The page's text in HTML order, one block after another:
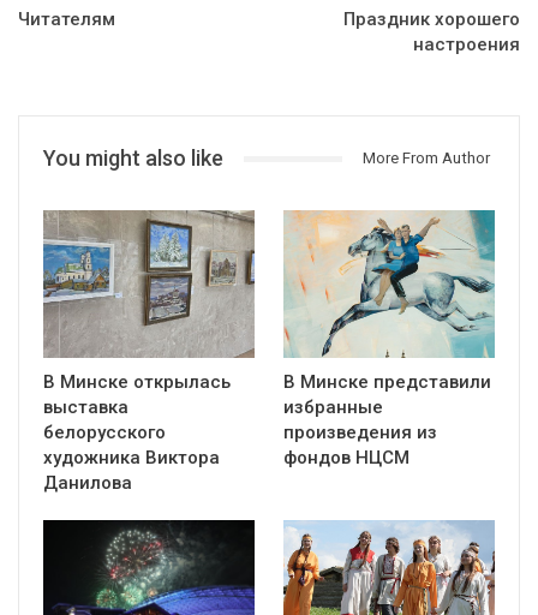
Читателям
Праздник хорошего
настроения
You might also like More From Author
В Минске открылась
выставка
белорусского
художника Виктора
Данилова
В Минске представили
избранные
произведения из
фондов НЦСМ